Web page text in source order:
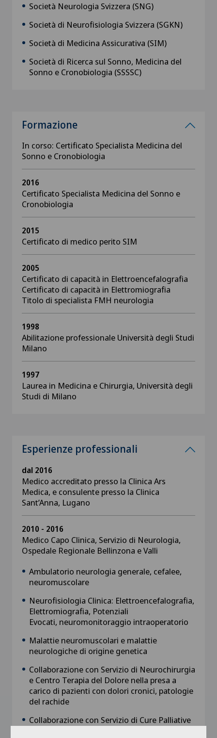
Società Neurologia Svizzera (SNG)
Società di Neurofisiologia Svizzera (SGKN)
Società di Medicina Assicurativa (SIM)
Società di Ricerca sul Sonno, Medicina del
Sonno e Cronobiologia (SSSSC)
Formazione
In corso: Certificato Specialista Medicina del
Sonno e Cronobiologia
2016
Certificato Specialista Medicina del Sonno e
Cronobiologia
2015
Certificato di medico perito SIM
2005
Certificato di capacità in Elettroencefalografia
Certificato di capacità in Elettromiografia
Titolo di specialista FMH neurologia
1998
Abilitazione professionale Università degli Studi
Milano
1997
Laurea in Medicina e Chirurgia, Università degli
Studi di Milano
Esperienze professionali
dal 2016
Medico accreditato presso la Clinica Ars
Medica, e consulente presso la Clinica
Sant’Anna, Lugano
2010 - 2016
Medico Capo Clinica, Servizio di Neurologia,
Ospedale Regionale Bellinzona e Valli
Ambulatorio neurologia generale, cefalee,
neuromuscolare
Neurofisiologia Clinica: Elettroencefalografia,
Elettromiografia, Potenziali
Evocati, neuromonitoraggio intraoperatorio
Malattie neuromuscolari e malattie
neurologiche di origine genetica
Collaborazione con Servizio di Neurochirurgia
e Centro Terapia del Dolore nella presa a
carico di pazienti con dolori cronici, patologie
del rachide
Collaborazione con Servizio di Cure Palliative